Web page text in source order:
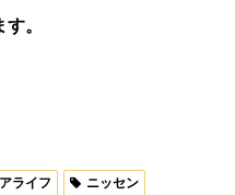
。
ライフ ニッセン